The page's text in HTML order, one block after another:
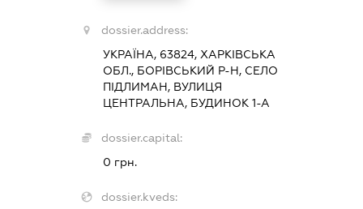
dossier.address:
УКРАЇНА, 63824, ХАРКІВСЬКА
ОБЛ., БОРІВСЬКИЙ Р-Н, СЕЛО
ПІДЛИМАН, ВУЛИЦЯ
ЦЕНТРАЛЬНА, БУДИНОК 1-А
dossier.capital:
0 грн.
dossier.kveds: